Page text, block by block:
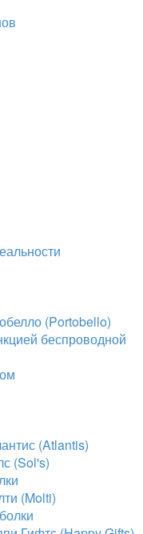
(Portobello)
беспроводной
(Atlantis)
(Sol's)
(Molti)